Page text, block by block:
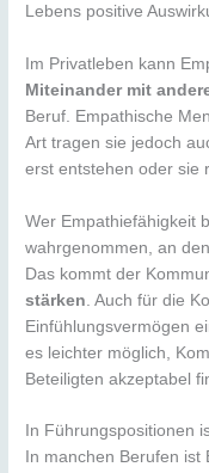
Lebens positive
Im Privatleben kann
Miteinander mit
Beruf. Empathische
Art tragen sie jedoch
erst entstehen oder sie
Wer Empathiefähigkeit
wahrgenommen, an
Das kommt der
stärken . Auch für die
Einfühlungsvermögen
es leichter möglich,
Beteiligten akzeptabel
In Führungspositionen
In manchen Berufen